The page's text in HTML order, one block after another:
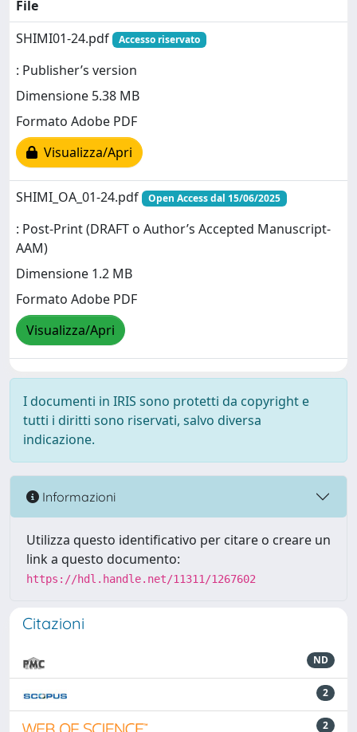
File
SHIMI01-24.pdf
Accesso riservato
: Publisher’s version
Dimensione 5.38 MB
Formato Adobe PDF
Visualizza/Apri
SHIMI_OA_01-24.pdf Open Access dal 15/06/2025
: Post-Print (DRAFT o Author’s Accepted Manuscript-
AAM)
Dimensione 1.2 MB
Formato Adobe PDF
Visualizza/Apri
I documenti in IRIS sono protetti da copyright e
tutti i diritti sono riservati, salvo diversa
indicazione.
Informazioni
Utilizza questo identificativo per citare o creare un
link a questo documento:
https://hdl.handle.net/11311/1267602
Citazioni
ND
2
2